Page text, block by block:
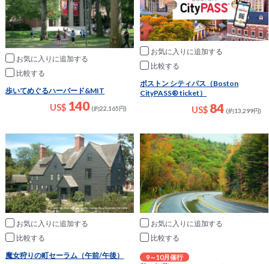
お気に入りに追加
比較
歩いてめぐるハーバード&MIT
US$ 140 (約22,165円)
お気に入りに追加
比較
ボストン シティパス（Boston
CityPASS® ticket）
US$ 84 (約13,299円)
お気に入りに追加
比較
魔女狩りの町セーラム（午前/午後）
お気に入りに追加
比較
9～10月催行